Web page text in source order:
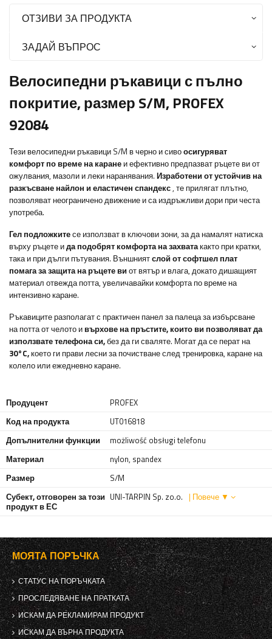
ОТЗИВИ ЗА ПРОДУКТА
ЗАДАЙ ВЪПРОС
Велосипедни ръкавици с пълно
покритие, размер S/M, PROFEX
92084
Тези велосипедни ръкавици S/M в черно и сивоосигуряват
комфорт по време на каране и ефективно предпазват ръцете ви от
ожулвания, мазоли и леки наранявания. Изработени от устойчив на
разкъсване найлон и еластичен спандекс, те прилягат плътно,
позволяват неограничено движение и са издръжливи дори при честа
употреба.
Гел подложкитесе използват в ключови зони, за да намалят натиска
върху ръцете ида подобрят комфорта на захватакакто при кратки,
така и при дълги пътувания. Външниятслой от софтшел плат
помага за защита на ръцете ви от вятър и влага, докато дишащият
материал отвежда потта, увеличавайки комфорта по време на
интензивно каране.
Ръкавиците разполагат с практичен панел за палеца за избърсване
на потта от челото и върхове на пръстите, които ви позволяват да
използвате телефона си,без да ги сваляте. Могат да се перат на
30°C,което ги прави лесни за почистване след тренировка, каране на
колело или ежедневно каране.
Продуцент
PROFEX
Код на продукта
UT016818
Допълнителни функции
możliwość obsługi telefonu
Материал
nylon, spandex
Размер
S/M
Субект, отговорен за този
продукт в ЕС
UNI-TARPIN Sp. zo.o. | Повече ▼
МОЯТА ПОРЪЧКА
СТАТУС НА ПОРЪЧКАТА
ПРОСЛЕДЯВАНЕ НА ПРАТКАТА
ИСКАМ ДА РЕКЛАМИРАМ ПРОДУКТ
ИСКАМ ДА ВЪРНА ПРОДУКТА